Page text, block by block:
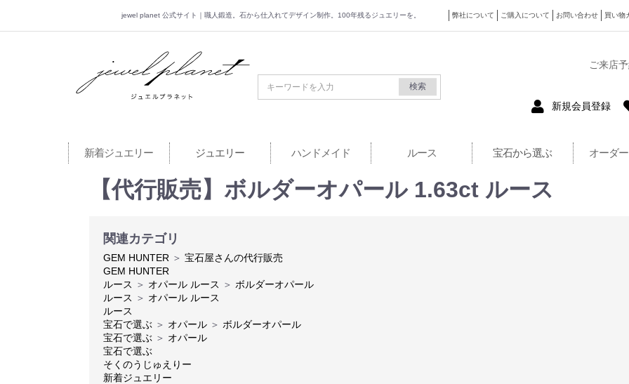
jewel planet 公式サイト｜職人鍛造。石から仕入れてデザイン制作。100年残るジュエリーを。 弊社について ご購入について お問い合わせ 買い物
jewel planet 公式サイト
検索
ご来店
新規会員登録
新着ジュエリー ジュエリー ハンドメイド ルース 宝石から選ぶ オーダ
【代行販売】ボルダーオパール 1.63ct ルース
関連カテゴリ
GEM HUNTER ＞ 宝石屋さんの代行販売
GEM HUNTER
ルース ＞ オパール ルース ＞ ボルダーオパール
ルース ＞ オパール ルース
ルース
宝石で選ぶ ＞ オパール ＞ ボルダーオパール
宝石で選ぶ ＞ オパール
宝石で選ぶ
そくのうじゅえりー
新着ジュエリー